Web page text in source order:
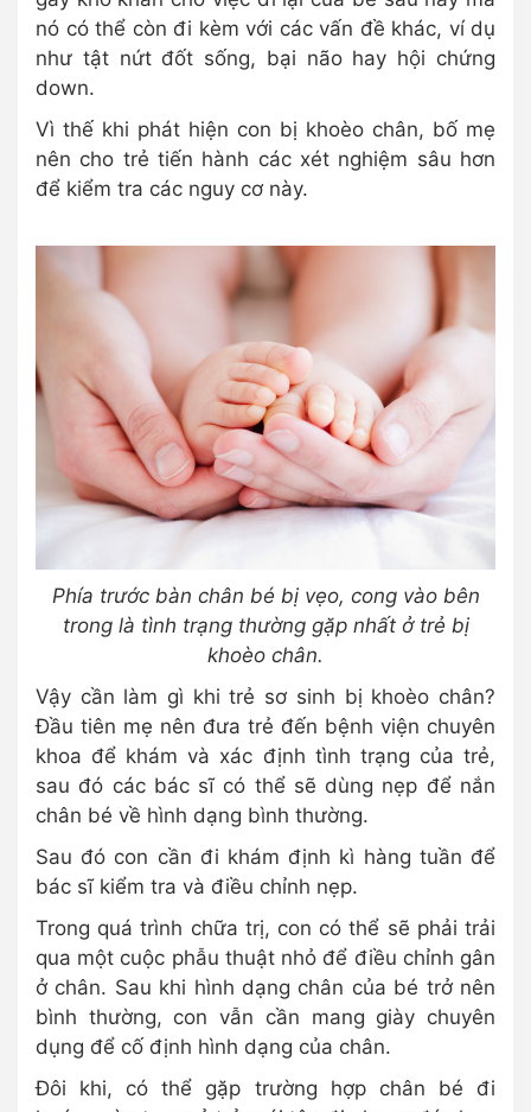
nó có thể còn đi kèm với các vấn đề khác, ví dụ
như tật nứt đốt sống, bại não hay hội chứng
down.
Vì thế khi phát hiện con bị khoèo chân, bố mẹ
nên cho trẻ tiến hành các xét nghiệm sâu hơn
để kiểm tra các nguy cơ này.
Phía trước bàn chân bé bị vẹo, cong vào bên
trong là tình trạng thường gặp nhất ở trẻ bị
khoèo chân.
Vậy cần làm gì khi trẻ sơ sinh bị khoèo chân?
Đầu tiên mẹ nên đưa trẻ đến bệnh viện chuyên
khoa để khám và xác định tình trạng của trẻ,
sau đó các bác sĩ có thể sẽ dùng nẹp để nắn
chân bé về hình dạng bình thường.
Sau đó con cần đi khám định kì hàng tuần để
bác sĩ kiểm tra và điều chỉnh nẹp.
Trong quá trình chữa trị, con có thể sẽ phải trải
qua một cuộc phẫu thuật nhỏ để điều chỉnh gân
ở chân. Sau khi hình dạng chân của bé trở nên
bình thường, con vẫn cần mang giày chuyên
dụng để cố định hình dạng của chân.
Đôi khi, có thể gặp trường hợp chân bé đi